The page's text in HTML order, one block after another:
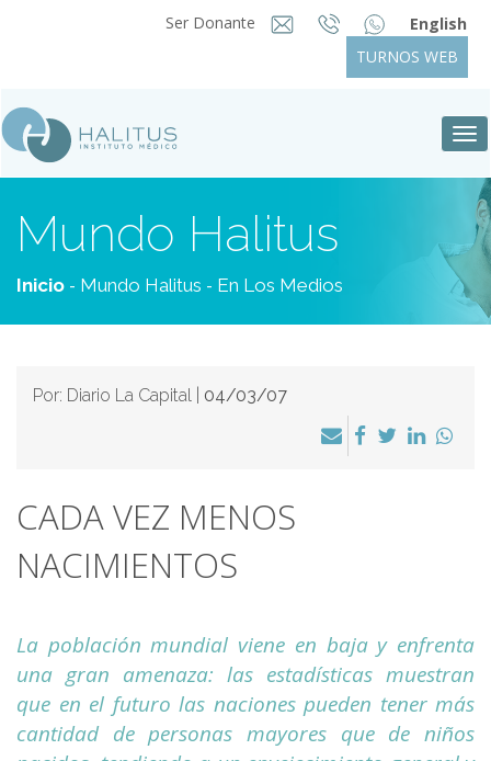
Ser Donante
English
TURNOS WEB
Mundo Halitus
Inicio - Mundo Halitus - En Los Medios
Por: Diario La Capital | 04/03/07
CADA VEZ MENOS
NACIMIENTOS
La población mundial viene en baja y enfrenta
una gran amenaza: las estadísticas muestran
que en el futuro las naciones pueden tener más
cantidad de personas mayores que de niños